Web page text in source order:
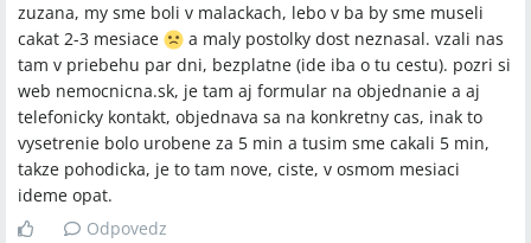
zuzana, my sme boli v malackach, lebo v ba by sme museli
cakat 2-3 mesiace
a maly postolky dost neznasal. vzali nas
tam v priebehu par dni, bezplatne (ide iba o tu cestu). pozri si
web nemocnicna.sk, je tam aj formular na objednanie a aj
telefonicky kontakt, objednava sa na konkretny cas, inak to
vysetrenie bolo urobene za 5 min a tusim sme cakali 5 min,
takze pohodicka, je to tam nove, ciste, v osmom mesiaci
ideme opat.
Odpovedz